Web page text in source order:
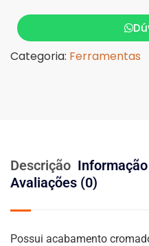
Categoria: Ferramentas
Descrição
Avaliações (0)
Possui acabamento